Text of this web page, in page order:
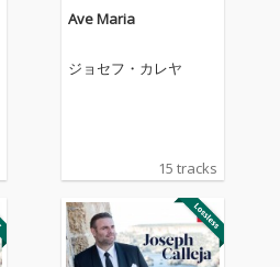
Ave Maria
ジョセフ・カレヤ
15 tracks